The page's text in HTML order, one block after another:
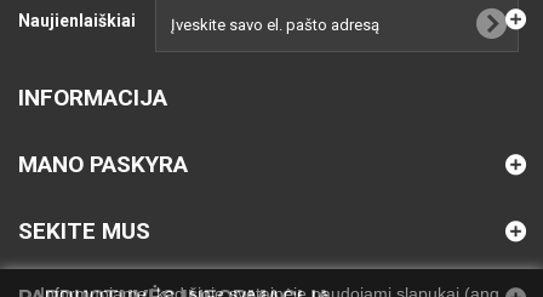
Naujienlaiškiai
INFORMACIJA
MANO PASKYRA
SEKITE MUS